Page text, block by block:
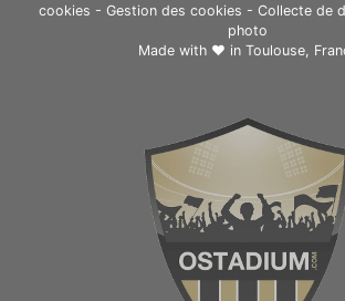
cookies - Gestion des cookies - Collecte de
photo
Made with ❤ in Toulouse,